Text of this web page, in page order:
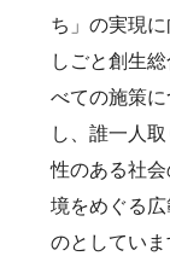
ち」の実現
しごと創生
べての施策
し、誰一人
性のある社
境をめぐる
のとしていま